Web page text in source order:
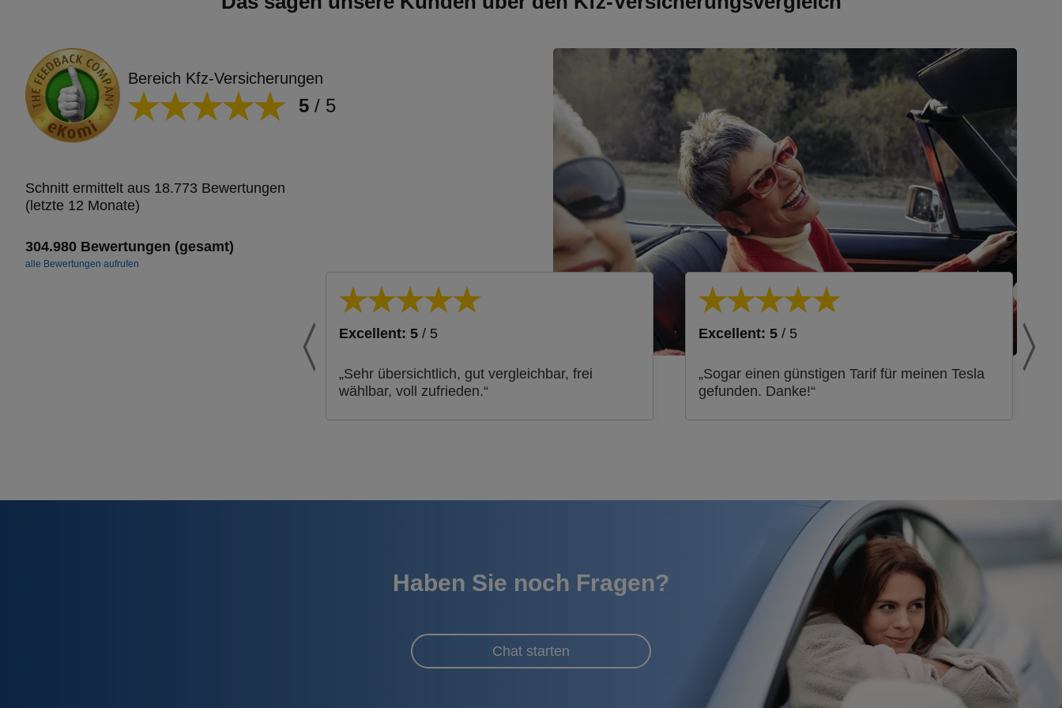
Bereich Kfz-Versicherungen
5 / 5
Schnitt ermittelt aus 18.773 Bewertungen
(letzte 12 Monate)
304.980 Bewertungen (gesamt)
alle Bewertungen aufrufen
Excellent: 5 / 5
„Sehr übersichtlich, gut vergleichbar, frei
wählbar, voll zufrieden.“
Excellent: 5 / 5
„Sogar einen günstigen Tarif für meinen Tesla
gefunden. Danke!“
Haben Sie noch Fragen?
Chat starten